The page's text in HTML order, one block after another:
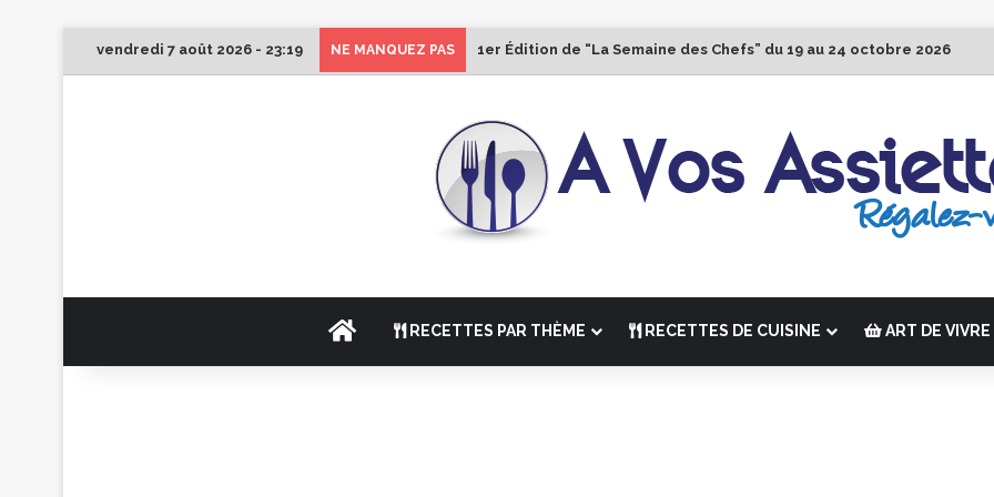
vendredi 7 août 2026 - 23:19 NE MANQUEZ PAS 1er Édition de “La Semaine des Chefs” du 19 au 24 octobre 2026
ACCUEILRECETTES PAR THÈME RECETTES DE CUISINE ART DE VIVRE